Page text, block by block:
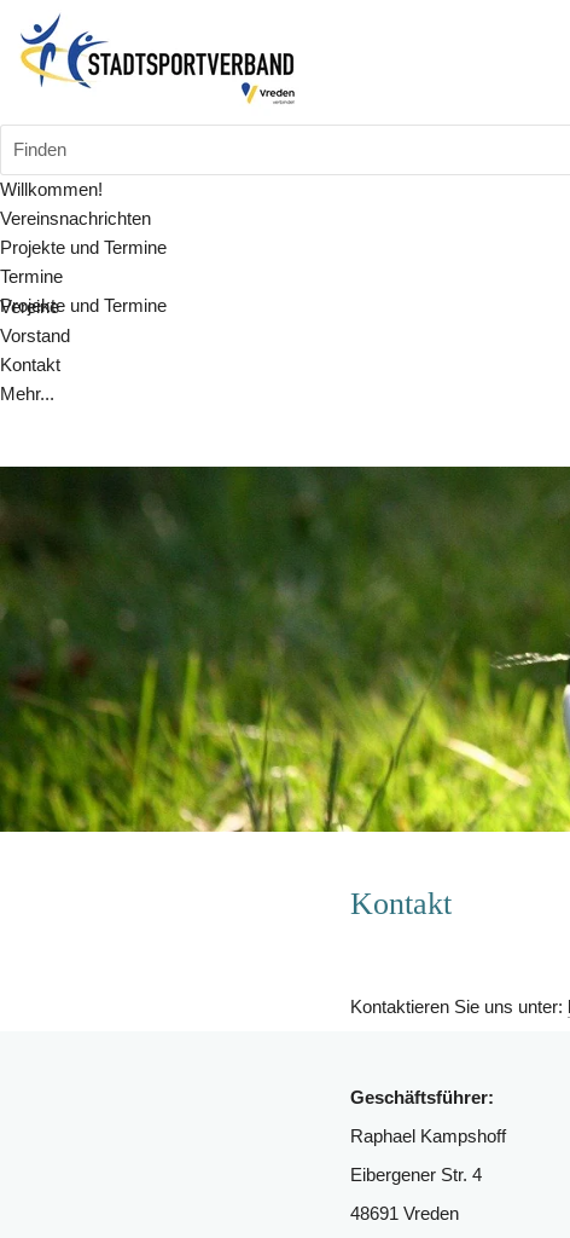
Finden
Willkommen!
Vereinsnachrichten
Projekte und Termine
Termine
Projekte und Termine
Vereine
Vorstand
Kontakt
Mehr...
Kontakt
Kontaktieren Sie uns unter:
Geschäftsführer:
Raphael Kampshoff
Eibergener Str. 4
48691 Vreden